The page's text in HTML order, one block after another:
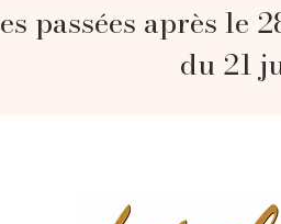
passées après le
du 21